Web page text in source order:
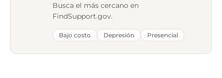
Busca el más cercano en
FindSupport.gov.
Bajo costo Depresión Presencial